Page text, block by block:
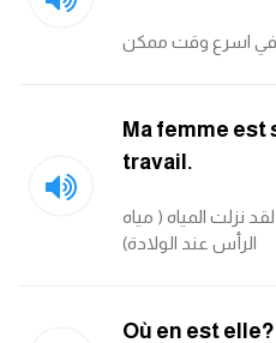
في اسرع وقت ممكن
Ma femme est
travail.
نزلت المياه ( مياه
الرأس عند الولادة)
Où en est elle?